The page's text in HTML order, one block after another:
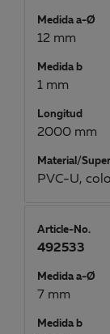
Medida a-Ø
12 mm
Medida b
1 mm
Longitud
2000 mm
Material/
PVC-U,
Article-No.
492533
Medida a-Ø
7 mm
Medida b